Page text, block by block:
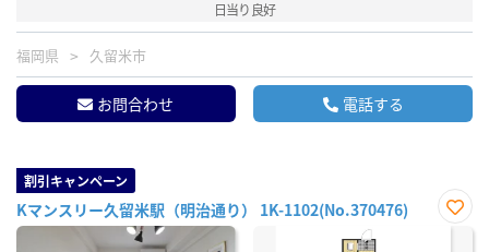
日当り良好
福岡県 久留米市
お問合わせ 電話する
割引キャンペーン
Kマンスリー久留米駅（明治通り） 1K-1102(No.370476)
お気